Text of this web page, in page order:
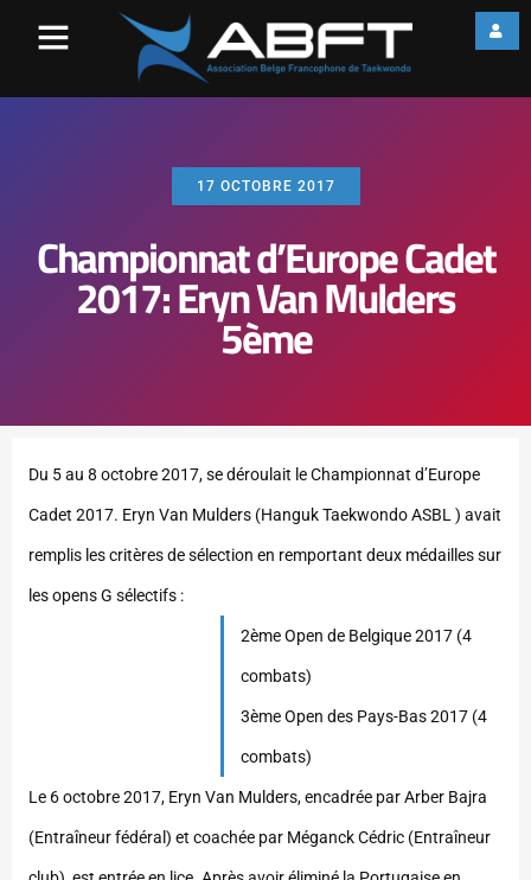
17 OCTOBRE 2017
Championnat d’Europe Cadet
2017: Eryn Van Mulders
5ème
Du 5 au 8 octobre 2017, se déroulait le Championnat d’Europe
Cadet 2017. Eryn Van Mulders (Hanguk Taekwondo ASBL ) avait
remplis les critères de sélection en remportant deux médailles sur
les opens G sélectifs :
2ème Open de Belgique 2017 (4
combats)
3ème Open des Pays-Bas 2017 (4
combats)
Le 6 octobre 2017, Eryn Van Mulders, encadrée par Arber Bajra
(Entraîneur fédéral) et coachée par Méganck Cédric (Entraîneur